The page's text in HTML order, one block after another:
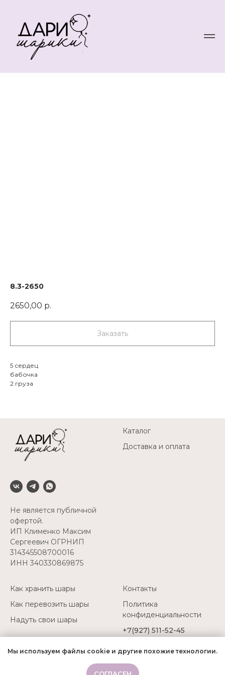
Мы используем файлы cookie и другие похожие технологии.
8.3-2650
2650,00 р.
Заказать
5 сердец
бабочка
2 груза
Не является публичной
офертой.
ИП Клименко Максим
Сергеевич ОГРНИП
314345508700016
ИНН 340330869875
Каталог
Доставка и оплата
Как хранить шары
Как перевозить шары
Надуть свои шары
Контакты
Политика
конфиденциальности
+7(927) 511-52-45